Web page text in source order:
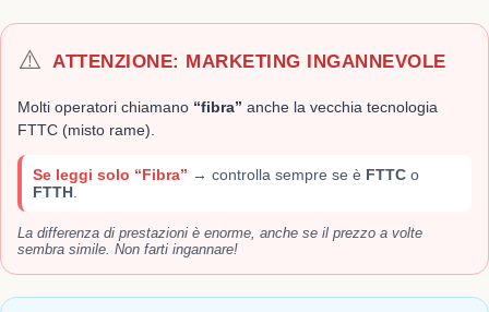
⚠️ ATTENZIONE: MARKETING INGANNEVOLE
Molti operatori chiamano “fibra” anche la vecchia tecnologia
FTTC (misto rame).
Se leggi solo “Fibra” → controlla sempre se è FTTC o
FTTH
La differenza di prestazioni è enorme, anche se il prezzo a volte
sembra simile. Non farti ingannare!